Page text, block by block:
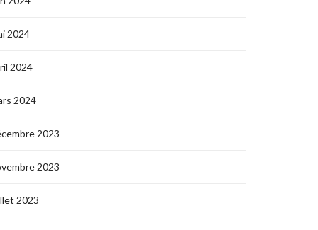
2024
2024
2024
2023
2023
2023